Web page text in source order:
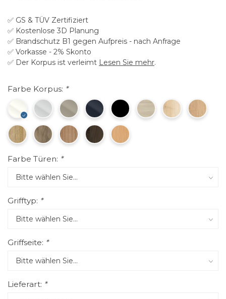
✅ GS & TÜV Zertifiziert
✅ Kostenlose 3D Planung
✅ Brandschutz B1 gegen Aufpreis - nach Anfrage
✅ Vorkasse - 2% Skonto
✅ Der Korpus ist verleimt Lesen Sie mehr.
Farbe Korpus: *
Farbe Türen: *
Grifftyp: *
Griffseite: *
Lieferart: *